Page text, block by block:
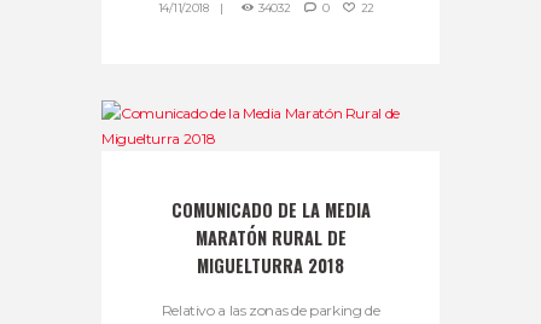
14/11/2018 34032 0 22
COMUNICADO DE LA MEDIA
MARATÓN RURAL DE
MIGUELTURRA 2018
Relativo a las zonas de parking de